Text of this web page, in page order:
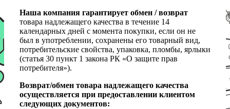
Наша компания гарантирует обмен / возврат
товара надлежащего качества в течение 14
календарных дней с момента покупки, если он не
был в употреблении, сохранены его товарный вид,
потребительские свойства, упаковка, пломбы, ярлыки
(статья 30 пункт 1 закона РК «О защите прав
потребителя»).
Возврат/обмен товара надлежащего качества
осуществляется при предоставлении клиентом
следующих документов: